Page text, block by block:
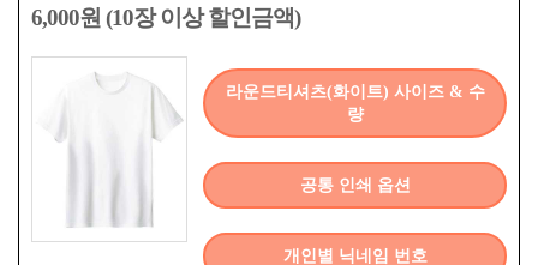
6,000원 (10장 이상 할인금액)
라운드티셔츠(화이트) 사이즈 & 수
량
공통 인쇄 옵션
개인별 닉네임 번호